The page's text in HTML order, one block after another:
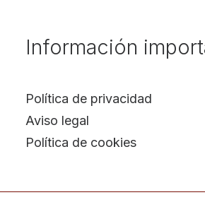
Información
Política de privacidad
Aviso legal
Política de cookies